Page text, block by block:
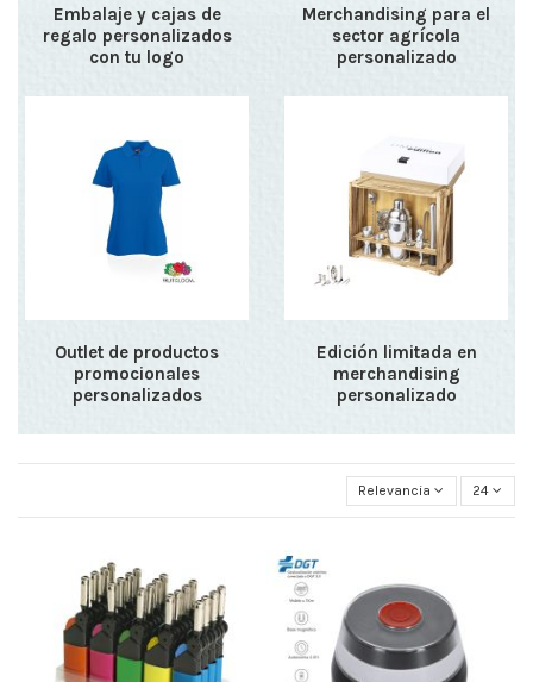
Embalaje y cajas de
regalo personalizados
con tu logo
Merchandising para el
sector agrícola
personalizado
Outlet de productos
promocionales
personalizados
Edición limitada en
merchandising
personalizado
Relevancia 24